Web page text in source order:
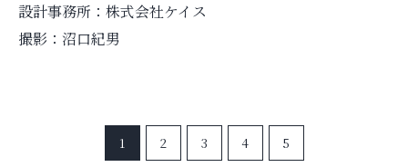
設計事務所：株式会社ケイス
撮影：沼口紀男
1 2 3 4 5